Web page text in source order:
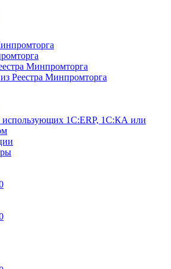
Минпромторга
Реестра Минпромторга
использующих 1C:ERP, 1С:КА или